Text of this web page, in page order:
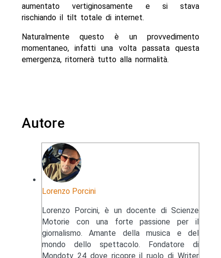
aumentato vertiginosamente e si stava
rischiando il tilt totale di internet.
Naturalmente questo è un provvedimento
momentaneo, infatti una volta passata questa
emergenza, ritornerà tutto alla normalità.
Autore
Lorenzo Porcini
Lorenzo Porcini, è un docente di Scienze
Motorie con una forte passione per il
giornalismo. Amante della musica e del
mondo dello spettacolo. Fondatore di
Mondotv 24 dove ricopre il ruolo di Writer